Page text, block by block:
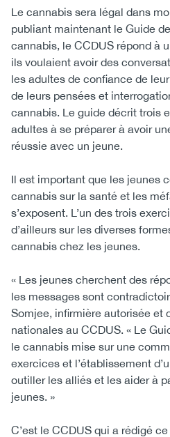
Le cannabis sera légal dans
publiant maintenant le Guide
cannabis, le CCDUS répond à
ils voulaient avoir des
les adultes de confiance de
de leurs pensées et
cannabis. Le guide décrit trois
adultes à se préparer à avoir
réussie avec un jeune.
Il est important que les jeunes
cannabis sur la santé et les
s’exposent. L’un des trois
d’ailleurs sur les diverses
cannabis chez les jeunes.
« Les jeunes cherchent des
les messages sont
Somjee, infirmière autorisée et
nationales au CCDUS. « Le
le cannabis mise sur une
exercices et l’établissement
outiller les alliés et les aider à
jeunes. »
C’est le CCDUS qui a rédigé